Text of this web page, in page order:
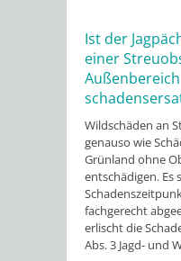
Ist der
einer
Außenbereich
Wildschäden an
genauso wie
Grünland ohne
entschädigen. Es
fachgerecht
erlischt die
Abs. 3 Jagd- und